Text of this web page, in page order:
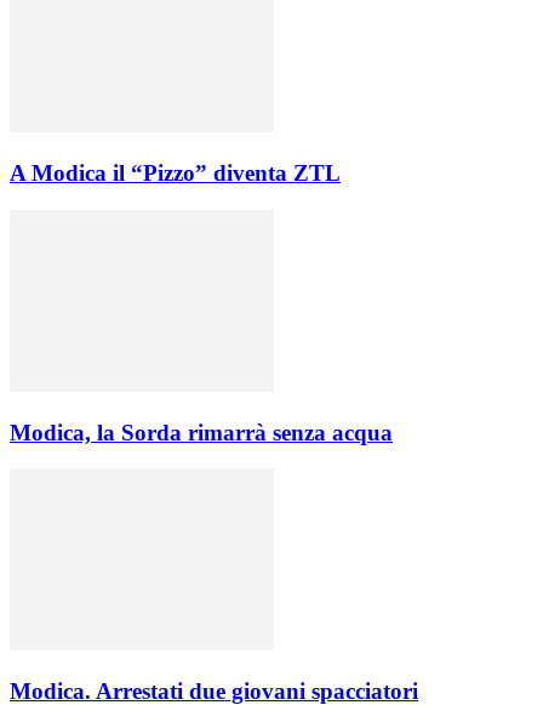
A Modica il “Pizzo” diventa ZTL
Modica, la Sorda rimarrà senza acqua
Modica. Arrestati due giovani spacciatori